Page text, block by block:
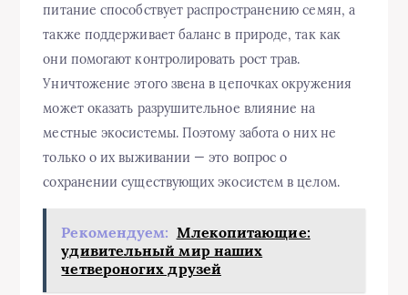
питание способствует распространению семян, а
также поддерживает баланс в природе, так как
они помогают контролировать рост трав.
Уничтожение этого звена в цепочках окружения
может оказать разрушительное влияние на
местные экосистемы. Поэтому забота о них не
только о их выживании — это вопрос о
сохранении существующих экосистем в целом.
Рекомендуем: Млекопитающие:
удивительный мир наших
четвероногих друзей